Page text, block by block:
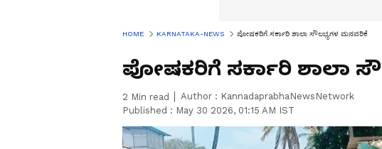
HOME KARNATAKA-NEWS ಪೋಷಕರಿಗೆ ಸರ್ಕಾರಿ ಶಾಲಾ ಸೌಲಭ್ಯಗಳ ಮನವರಿಕೆ
ಪೋಷಕರಿಗೆ ಸರ್ಕಾರಿ ಶಾಲಾ
2 Min read Author : KannadaprabhaNewsNetwork
Published : May 30 2026, 01:15 AM IST